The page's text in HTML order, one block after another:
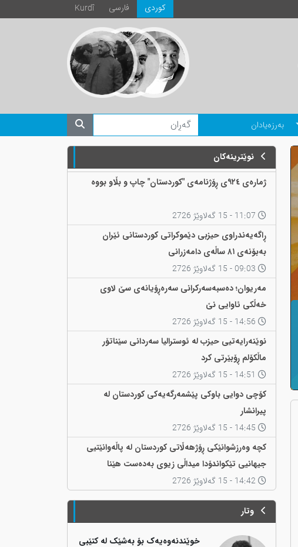
Kurdî فارسی كوردی
بەرزەیادان
نوێترینەکان
ژمارەی ٩٢٤ی ڕۆژنامەی "کوردستان" چاپ و بڵاو بووە
ڕاگەیەندراوی حیزبی دێموکراتی کوردستانی ئێران
بەبۆنەی ٨١ ساڵەی دامەزرانی
مەریوان؛ دەسبەسەرکرانی سەرەڕۆیانەی سێ لاوی
خەڵکی ئاوایی نێ
نوێنەرایەتیی حیزب لە ئوسترالیا سەردانی سێناتۆر
ماڵکۆلم ڕۆبێرتی کرد
کۆچی دوایی باوکی پێشمەرگەیەکی کوردستان لە
پیرانشار
کچە وەرزشوانێکی ڕۆژهەڵاتی کوردستان لە پاڵەوانێتیی
جیهانیی تێکواندۆدا میداڵی زیوی بەدەست هێنا
وتار
خوێندنەوەیەک بۆ بەشێک لە کتێبی